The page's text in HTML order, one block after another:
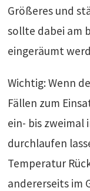
Größeres und
sollte dabei am
eingeräumt
Wichtig: Wenn
Fällen zum
ein- bis zweimal
durchlaufen
Temperatur
andererseits im